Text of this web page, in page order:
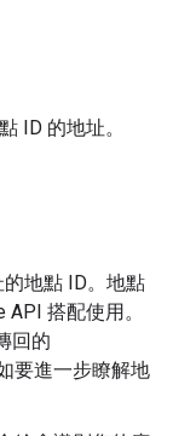
ID 的地址。
的地點 ID。地點
搭配使用。
回的
要進一步瞭解地